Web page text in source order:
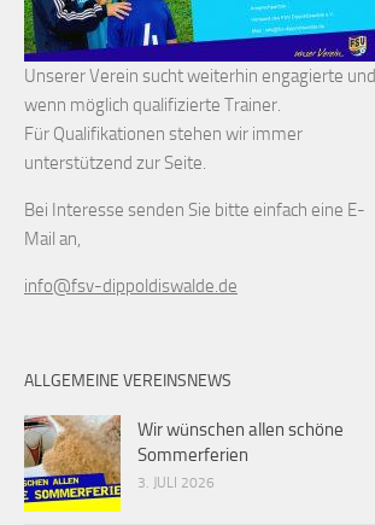
Unserer Verein sucht weiterhin engagierte und
wenn möglich qualifizierte Trainer.
Für Qualifikationen stehen wir immer
unterstützend zur Seite.
Bei Interesse senden Sie bitte einfach eine E-
Mail an,
info@fsv-dippoldiswalde.de
ALLGEMEINE VEREINSNEWS
Wir wünschen allen schöne
Sommerferien
3. JULI 2026